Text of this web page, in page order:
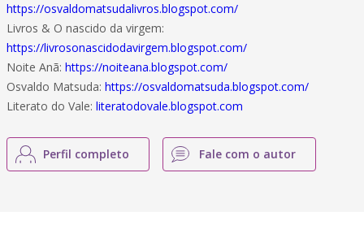
https://osvaldomatsudalivros.blogspot.com/
Livros & O nascido da virgem:
https://livrosonascidodavirgem.blogspot.com/
Noite Anã: https://noiteana.blogspot.com/
Osvaldo Matsuda: https://osvaldomatsuda.blogspot.com/
Literato do Vale: literatodovale.blogspot.com
Perfil completo Fale com o autor